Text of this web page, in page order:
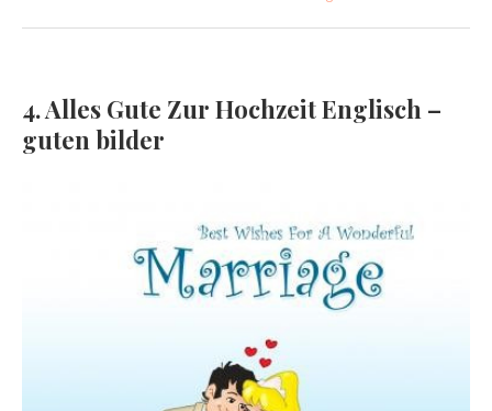
4. Alles Gute Zur Hochzeit Englisch –
guten bilder